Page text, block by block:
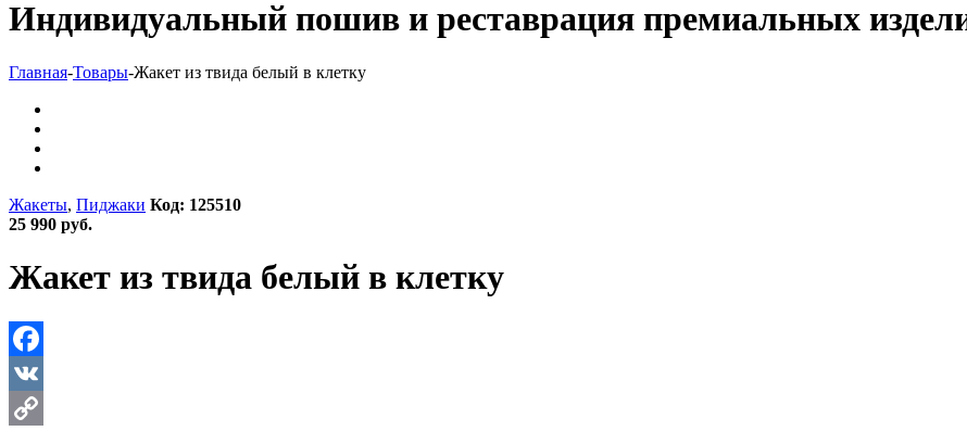
Индивидуальный пошив и реставрация премиальных
Главная-Товары-Жакет из твида белый в клетку
Жакеты, Пиджаки Код: 125510
25 990 руб.
Жакет из твида белый в клетку
Facebook
VK